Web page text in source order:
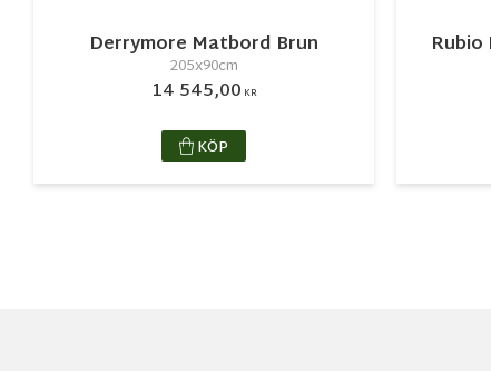
Derrymore Matbord Brun
205x90cm
14 545,00 KR
KÖP